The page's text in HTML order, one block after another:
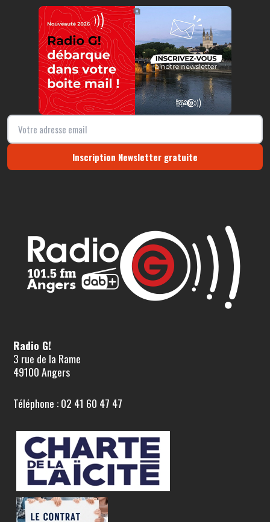
https://radio-g.fr?20562
⧉
Inscription Newsletter gratuite
Radio G!
3 rue de la Rame
49100 Angers
Téléphone : 02 41 60 47 47